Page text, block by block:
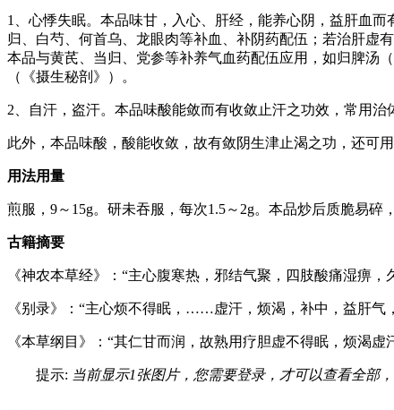
1、心悸失眠。本品味甘，入心、肝经，能养心阴，益肝血
归、白芍、何首乌、龙眼肉等补血、补阴药配伍；若治肝虚
本品与黄芪、当归、党参等补养气血药配伍应用，如归脾汤
（《摄生秘剖》）。
2、自汗，盗汗。本品味酸能敛而有收敛止汗之功效，常用
此外，本品味酸，酸能收敛，故有敛阴生津止渴之功，还可
用法用量
煎服，9～15g。研未吞服，每次1.5～2g。本品炒后质脆易碎
古籍摘要
《神农本草经》：“主心腹寒热，邪结气聚，四肢酸痛湿痹，
《别录》：“主心烦不得眠，……虚汗，烦渴，补中，益肝气
《本草纲目》：“其仁甘而润，故熟用疗胆虚不得眠，烦渴
提示: 当前显示1张图片，您需要登录，才可以查看全部
…… …… ……